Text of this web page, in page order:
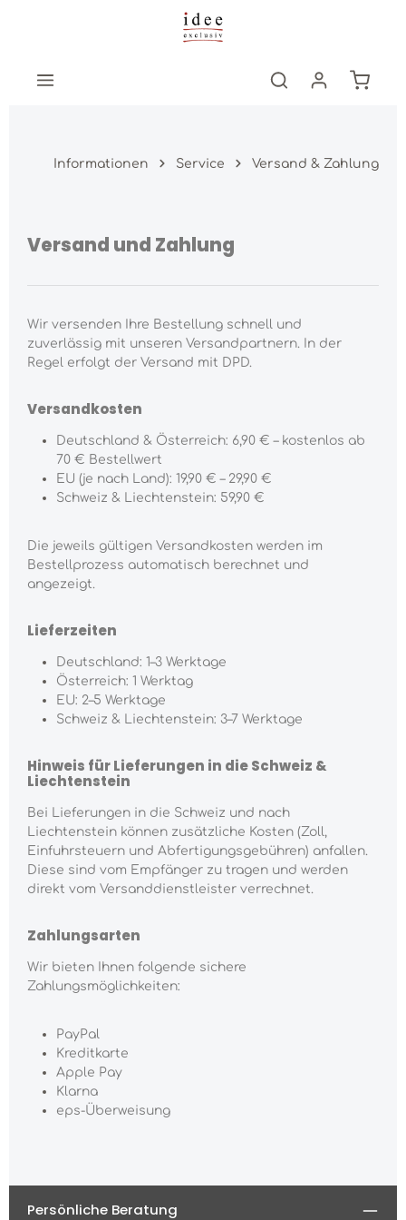
Zum Hauptinhalt springen
Informationen Service Versand & Zahlung
Versand und Zahlung
Wir versenden Ihre Bestellung schnell und
zuverlässig mit unseren Versandpartnern. In der
Regel erfolgt der Versand mit DPD.
Versandkosten
Deutschland & Österreich: 6,90 € – kostenlos ab
70 € Bestellwert
EU (je nach Land): 19,90 € – 29,90 €
Schweiz & Liechtenstein: 59,90 €
Die jeweils gültigen Versandkosten werden im
Bestellprozess automatisch berechnet und
angezeigt.
Lieferzeiten
Deutschland: 1–3 Werktage
Österreich: 1 Werktag
EU: 2–5 Werktage
Schweiz & Liechtenstein: 3–7 Werktage
Hinweis für Lieferungen in die Schweiz &
Liechtenstein
Bei Lieferungen in die Schweiz und nach
Liechtenstein können zusätzliche Kosten (Zoll,
Einfuhrsteuern und Abfertigungsgebühren) anfallen.
Diese sind vom Empfänger zu tragen und werden
direkt vom Versanddienstleister verrechnet.
Zahlungsarten
Wir bieten Ihnen folgende sichere
Zahlungsmöglichkeiten:
PayPal
Kreditkarte
Apple Pay
Klarna
eps-Überweisung
Persönliche Beratung